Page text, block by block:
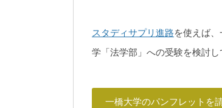
スタディサプリ進路を使えば
学「法学部」への受験を検討
一橋大学のパンフレットを